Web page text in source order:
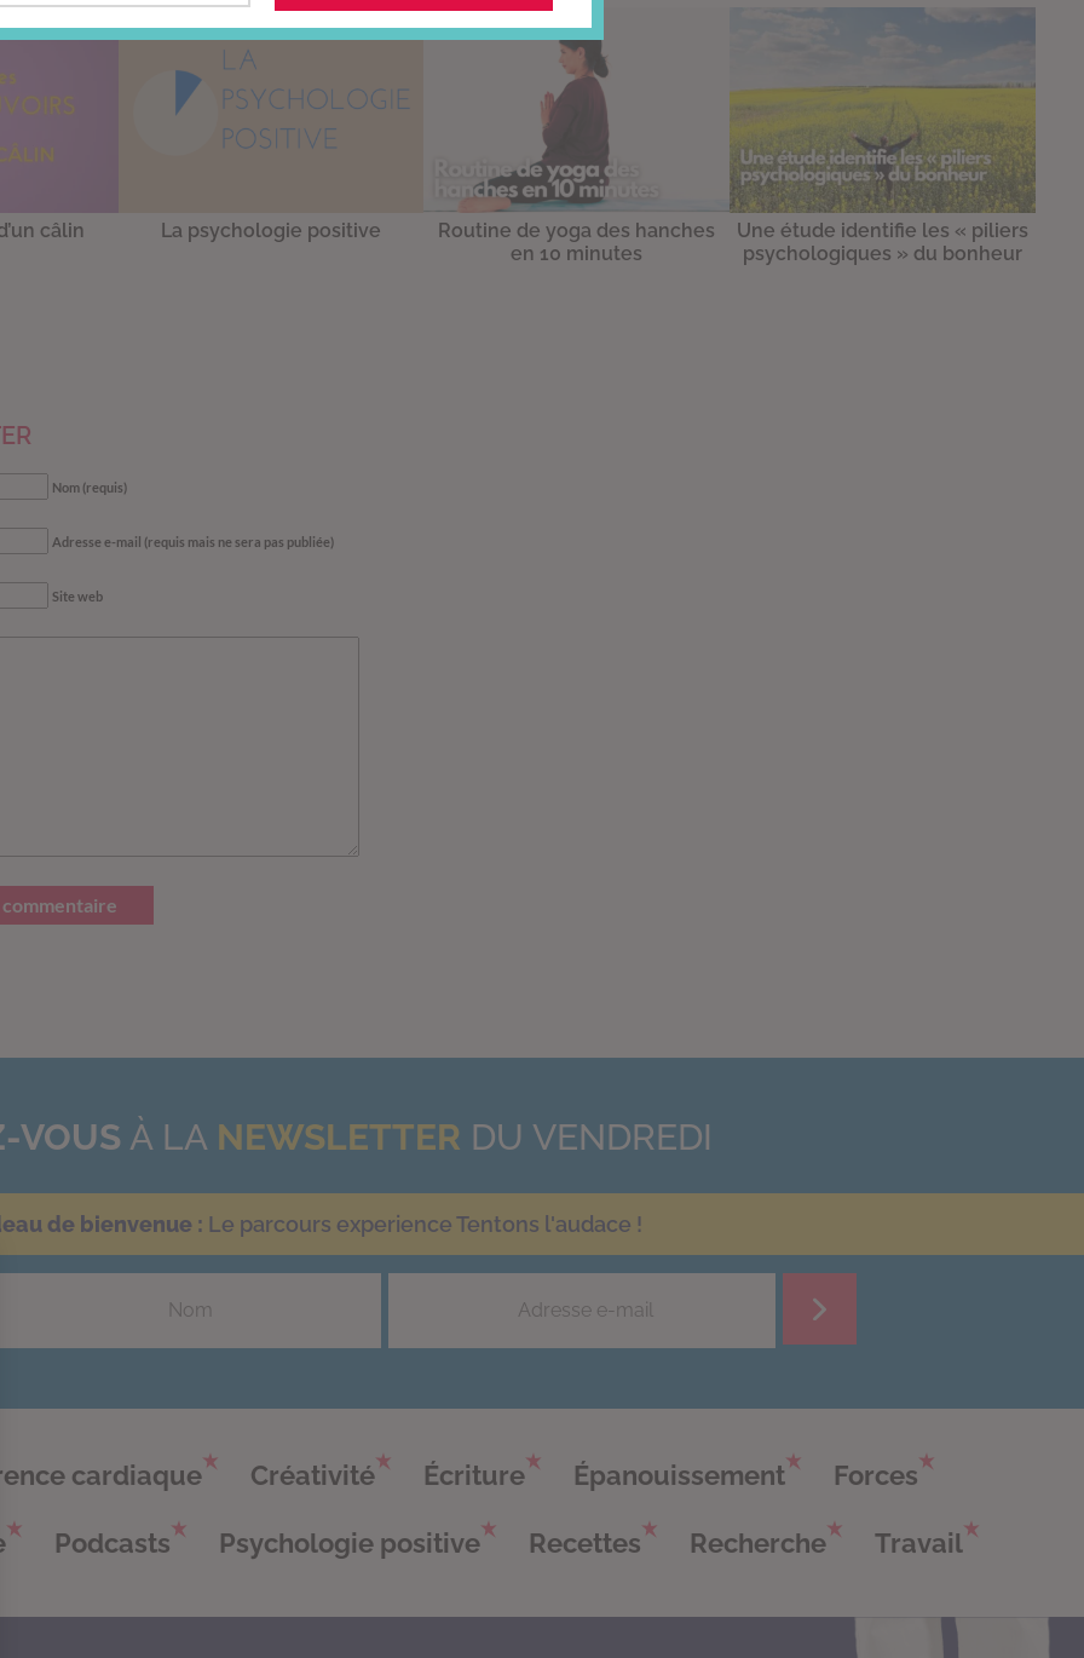
câlin La psychologie positive
Routine de yoga des hanches
en 10 minutes
Une étude identifie les « piliers
psychologiques » du bonheur
Nom (requis)
Adresse e-mail (requis mais ne sera pas publiée)
Site web
VOUS À LA NEWSLETTER DU VENDREDI
de bienvenue : Le parcours experience Tentons l'audace !
cardiaque Créativité Écriture Épanouissement Forces
Podcasts Psychologie positive Recettes Recherche Travail